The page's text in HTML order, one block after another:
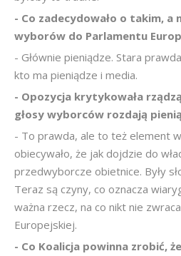
- Co zadecydowało o takim, a
wyborów do Parlamentu
- Głównie pieniądze. Stara
kto ma pieniądze i media.
- Opozycja krytykowała
głosy wyborców rozdają
- To prawda, ale to też element
obiecywało, że jak dojdzie do
przedwyborcze obietnice. Były
Teraz są czyny, co oznacza
ważna rzecz, na co nikt nie
Europejskiej.
- Co Koalicja powinna zrobić,